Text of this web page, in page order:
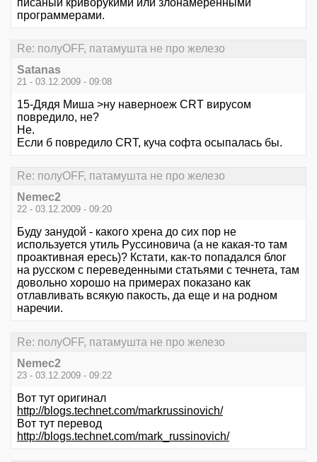
программерами.
Re: полуOFF, патамушта не про железо
Satanas
21 - 03.12.2009 - 09:08
15-Дядя Миша >ну наверноеж CRT вирусом
повредило, не?
Не.
Если б повредило CRT, куча софта осыпалась бы.
Re: полуOFF, патамушта не про железо
Nemec2
22 - 03.12.2009 - 09:20
Буду занудой - какого хрена до сих пор не
используется утиль Руссиновича (а не какая-то там
проактивная ересь)? Кстати, как-то попадался блог
на русском с переведенными статьями с течнета, там
довольно хорошо на примерах показано как
отлавливать всякую пакость, да еще и на родном
наречии.
Re: полуOFF, патамушта не про железо
Nemec2
23 - 03.12.2009 - 09:22
Вот тут оригинал
http://blogs.technet.com/markrussinovich/
Вот тут перевод
http://blogs.technet.com/mark_russinovich/